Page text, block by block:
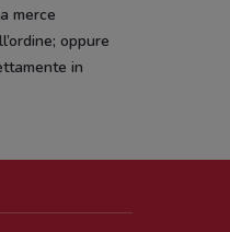
merce
oppure
in